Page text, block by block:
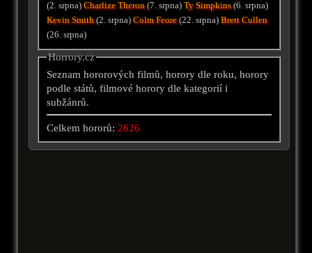
(2. srpna)Charlize Theron(7. srpna)Ty Simpkins(6. srpna)
Kevin Smith(2. srpna)Colm Feore(22. srpna)Brett Cullen
(26. srpna)
Horrory.cz
Seznam hororových filmů, horory dle roku, horory
podle států, filmové horory dle kategorií i
subžánrů.
Celkem hororů: 2626